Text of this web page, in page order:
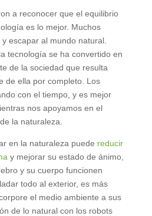
a reconocer que el equilibrio
es lo mejor. Muchos
escapar al mundo natural.
tecnología se ha convertido en
de la sociedad que resulta
de ella por completo. Los
con el tiempo, y es mejor
nos apoyamos en el
la naturaleza.
en la naturaleza puede reducir
y mejorar su estado de ánimo,
y su cuerpo funcionen
todo al exterior, es más
el medio ambiente a sus
de lo natural con los robots